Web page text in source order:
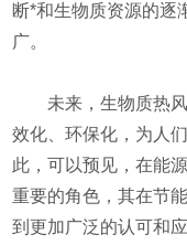
断*和生物质资源的逐
广。
未来，生物质热风
效化、环保化，为人
此，可以预见，在能
重要的角色，其在节
到更加广泛的认可和应